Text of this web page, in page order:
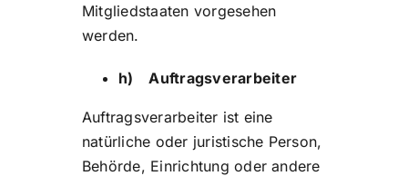
Mitgliedstaaten vorgesehen
werden.
h) Auftragsverarbeiter
Auftragsverarbeiter ist eine
natürliche oder juristische Person,
Behörde, Einrichtung oder andere